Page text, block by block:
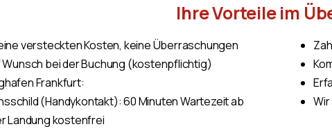
Ihre Vorteile im
versteckten Kosten, keine Überraschungen
Wunsch bei der Buchung (kostenpflichtig)
Frankfurt:
(Handykontakt): 60 Minuten Wartezeit ab
Landung kostenfrei